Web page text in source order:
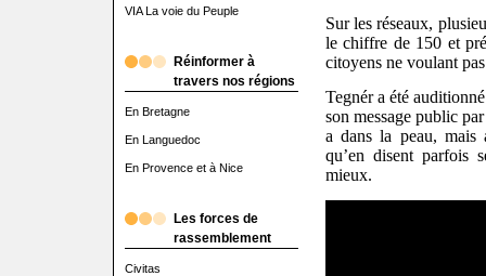
VIA La voie du Peuple
Réinformer à
travers nos régions
En Bretagne
En Languedoc
En Provence et à Nice
Les forces de
rassemblement
Civitas
Sur les réseaux,
le chiffre de 150 et
citoyens ne voulant
Tegnér a été
son message public
a dans la peau,
qu’en disent parfois
mieux.